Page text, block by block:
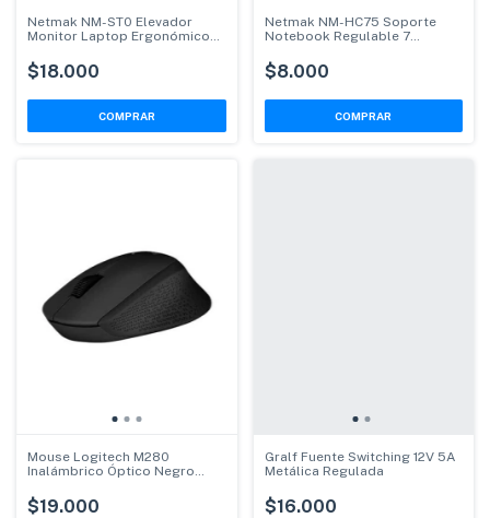
Netmak NM-ST0 Elevador
Monitor Laptop Ergonómico
$18.000
Netmak NM-HC75 Soporte
Notebook Regulable 7
$8.000
Mouse Logitech M280
Inalámbrico Óptico Negro
$19.000
Gralf Fuente Switching 12V 5A
Metálica Regulada
$16.000